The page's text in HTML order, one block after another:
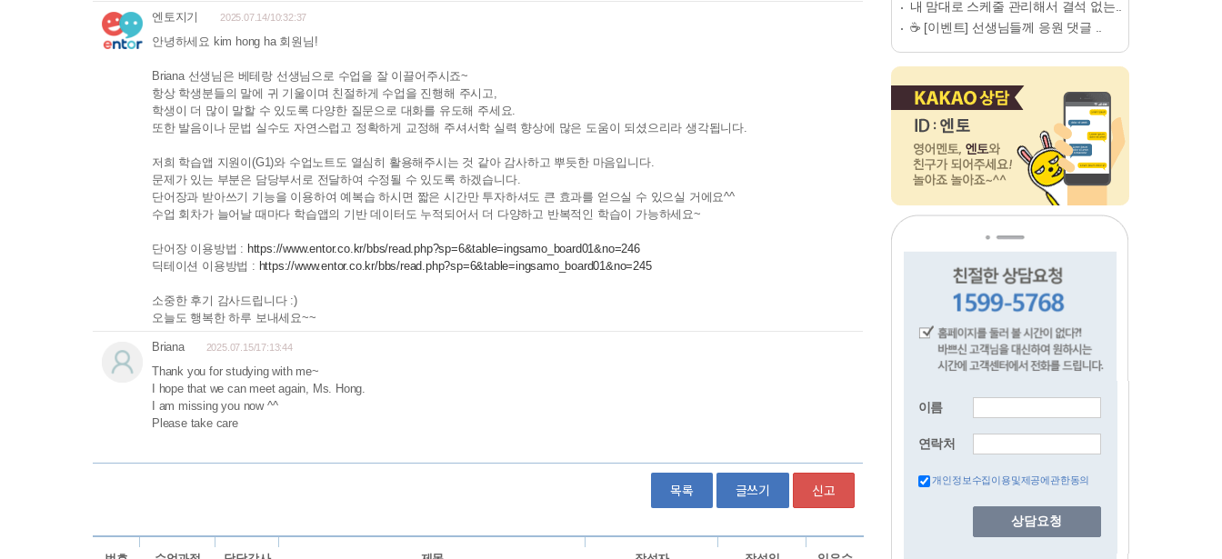
목록 글쓰기 신고
내 맘대로 스케줄 관리해서 결석 없는..
☕ [이벤트] 선생님들께 응원 댓글 ..
이름
연락처
개인정보수집이용및제공에관한동의
상담요청